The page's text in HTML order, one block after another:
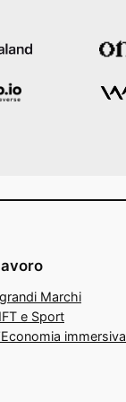
Marchi
e Sport
immersiva